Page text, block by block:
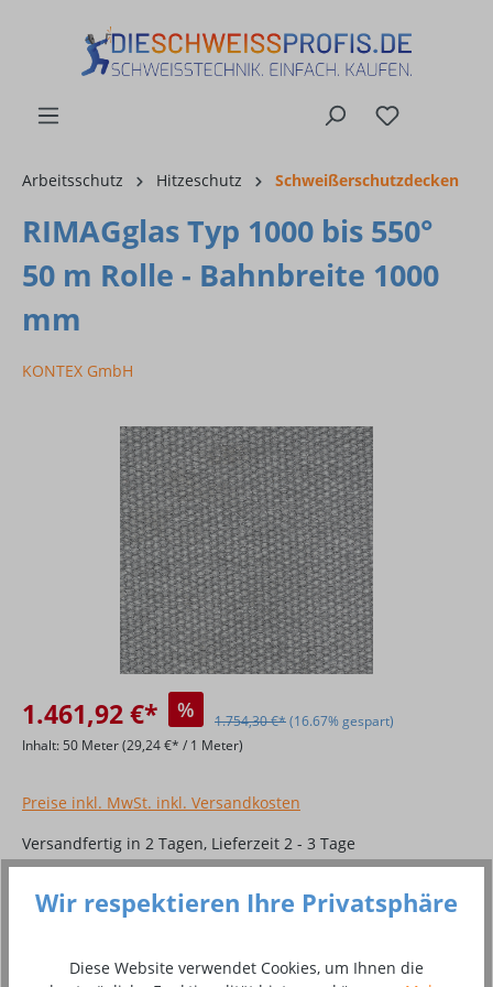
Arbeitsschutz Hitzeschutz Schweißerschutzdecken
RIMAGglas Typ 1000 bis 550°
50 m Rolle - Bahnbreite 1000
mm
KONTEX GmbH
Bildergalerie überspringen
1.461,92 €* % 1.754,30 €*(16.67% gespart)
Inhalt: 50 Meter(29,24 €* / 1 Meter)
Preise inkl. MwSt. inkl. Versandkosten
Versandfertig in 2 Tagen, Lieferzeit 2 - 3 Tage
Produkt Anzahl: Gib den gewünschten
In den Warenkorb
Zum Merkzettel hinzufügen
Wir respektieren Ihre Privatsphäre
Diese Website verwendet Cookies, um Ihnen die